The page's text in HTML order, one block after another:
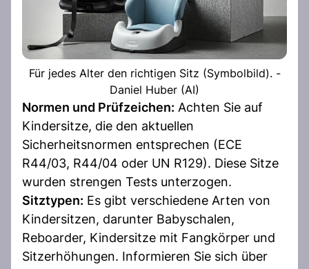
Für jedes Alter den richtigen Sitz (Symbolbild). -
Daniel Huber (AI)
Normen und Prüfzeichen: Achten Sie auf
Kindersitze, die den aktuellen
Sicherheitsnormen entsprechen (ECE
R44/03, R44/04 oder UN R129). Diese Sitze
wurden strengen Tests unterzogen.
Sitztypen: Es gibt verschiedene Arten von
Kindersitzen, darunter Babyschalen,
Reboarder, Kindersitze mit Fangkörper und
Sitzerhöhungen. Informieren Sie sich über